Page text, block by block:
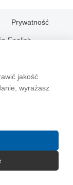
jakość
wyrażasz
Prywatność
English